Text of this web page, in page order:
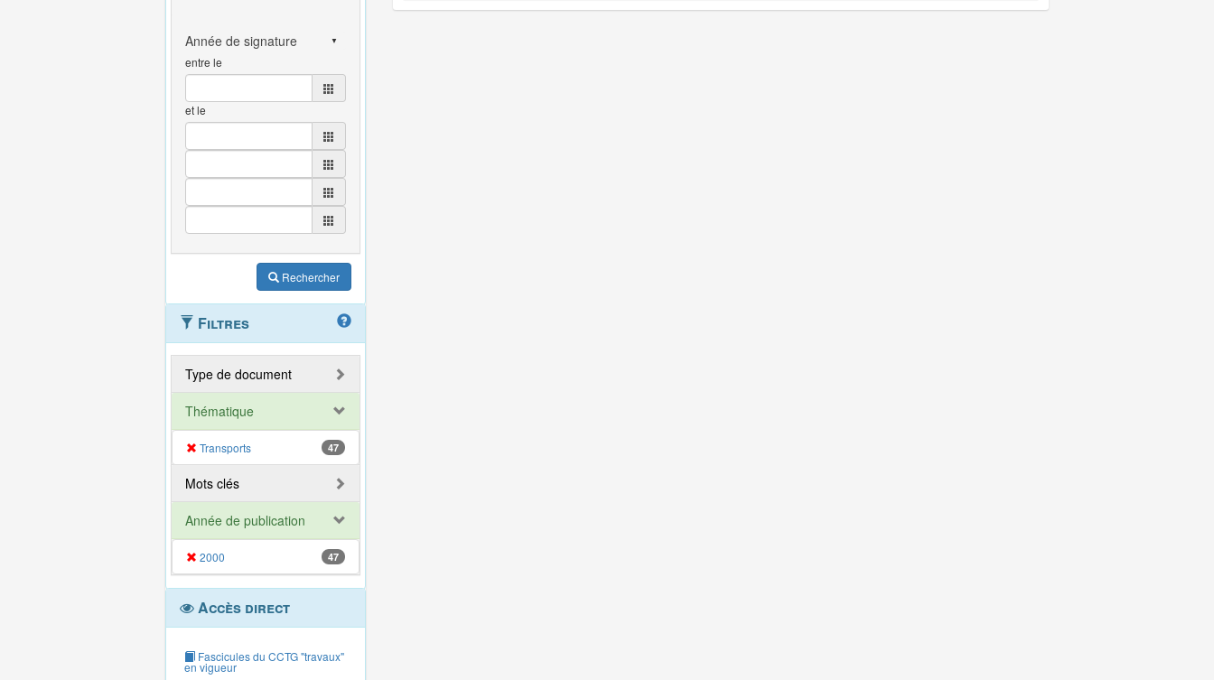
entre le
et le
Rechercher
Filtres
Type de document
Thématique
Transports 47
Mots clés
Année de publication
2000 47
Accès direct
Fascicules du CCTG "travaux"
en vigueur